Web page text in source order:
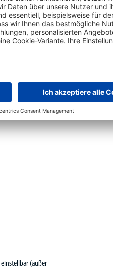
platzsparend im
oder
Sie Ihre Favoriten
Ordnerhöhen und
Funktionsfläche,
(außer